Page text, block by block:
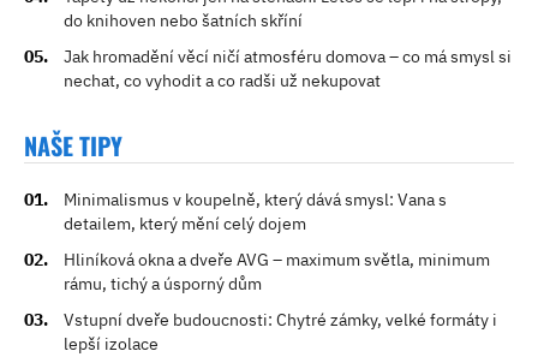
do knihoven nebo šatních skříní
Jak hromadění věcí ničí atmosféru domova – co má smysl si
nechat, co vyhodit a co radši už nekupovat
NAŠE TIPY
Minimalismus v koupelně, který dává smysl: Vana s
detailem, který mění celý dojem
Hliníková okna a dveře AVG – maximum světla, minimum
rámu, tichý a úsporný dům
Vstupní dveře budoucnosti: Chytré zámky, velké formáty i
lepší izolace